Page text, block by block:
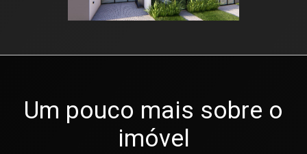
Um pouco mais sobre o
imóvel